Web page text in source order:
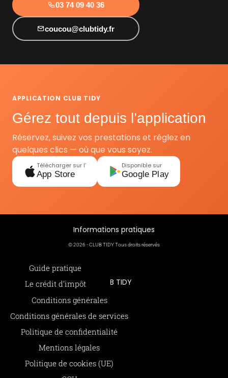
03 74 09 40 36
coucou@clubtidy.fr
APPLICATION CLUB TIDY
Gérez tout depuis l’application
Réservez, suivez vos prestations et réglez en
quelques clics — où que vous soyez.
Télécharger sur l’
App Store
Disponible sur
Google Play
Informations pratiques
Guide pratique
Le crédit d’impôt
Offre de parrainage 50-50
FAQ
BLOG
© 2026 - CLUB TIDY Tous droits réservés
Informations légales
Conditions générales
Conditions générales de services
Politique de confidentialité
Mentions légales
Politique de cookies (UE)
CLUB TIDY
59000 LILLE
979 480 886 RCS LILLE Métropole
SAP / 979480886 Acte 2023-140